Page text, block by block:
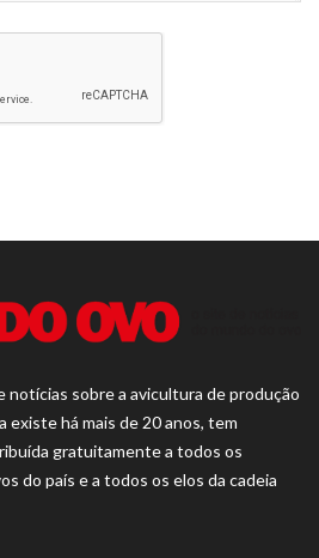
notícias sobre a avicultura de produção
existe há mais de 20 anos, tem
gratuitamente a todos os
do país e a todos os elos da cadeia